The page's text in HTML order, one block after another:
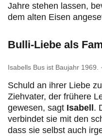
Jahre stehen lassen,
dem alten Eisen
Bulli-Liebe als
Isabells Bus ist Baujahr 1969.
Schuld an ihrer Liebe
Ziehvater, der frühere
gewesen, sagt Isabell .
verbindet sie mit den
dass sie selbst auch